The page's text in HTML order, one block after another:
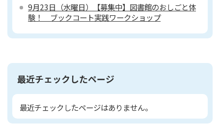
9月23日（水曜日）【募集中】図書館のおしごと体
験！ ブックコート実践ワークショップ
最近チェックしたページ
最近チェックしたページはありません。